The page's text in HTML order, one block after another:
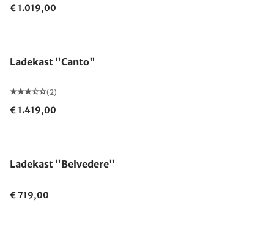
€ 1.019,00
Ladekast "Canto"
(2)
€ 1.419,00
Ladekast "Belvedere"
€ 719,00